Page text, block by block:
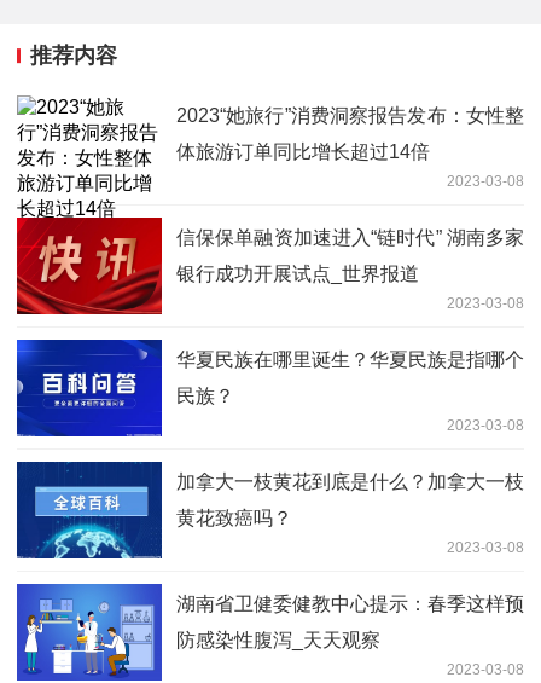
推荐内容
2023“她旅行”消费洞察报告发布：女性整
体旅游订单同比增长超过14倍
2023-03-08
信保保单融资加速进入“链时代” 湖南多家
银行成功开展试点_世界报道
2023-03-08
华夏民族在哪里诞生？华夏民族是指哪个
民族？
2023-03-08
加拿大一枝黄花到底是什么？加拿大一枝
黄花致癌吗？
2023-03-08
湖南省卫健委健教中心提示：春季这样预
防感染性腹泻_天天观察
2023-03-08